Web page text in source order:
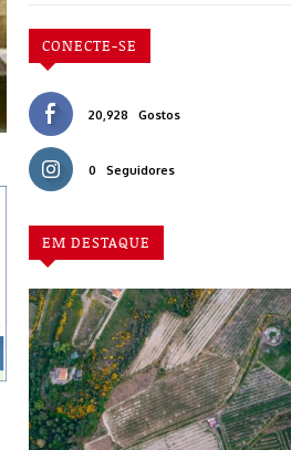
CONECTE-SE
20,928 Gostos
0 Seguidores
EM DESTAQUE